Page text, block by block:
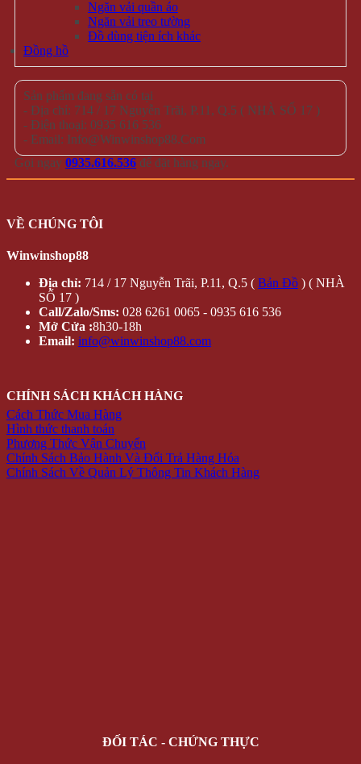
Ngăn vải quần áo
Ngăn vải treo tường
Đồ dùng tiện ích khác
Đồng hồ
Sản phẩm đang sẵn có tại
- Địa chỉ: 714 / 17 Nguyễn Trãi, P.11, Q.5 ( NHÀ SỐ 17 )
- Điện thoại: 0935 616 536
- Email: Info@Winwinshop88.Com
Gọi ngay 0935.616.536 để đặt hàng ngay.
VỀ CHÚNG TÔI
Winwinshop88
Địa chỉ: 714 / 17 Nguyễn Trãi, P.11, Q.5 ( Bản Đồ ) ( NHÀ
SỐ 17 )
Call/Zalo/Sms: 028 6261 0065 - 0935 616 536
Mở Cửa :8h30-18h
Email: info@winwinshop88.com
CHÍNH SÁCH KHÁCH HÀNG
Cách Thức Mua Hàng
Hình thức thanh toán
Phương Thức Vận Chuyển
Chính Sách Bảo Hành Và Đổi Trả Hàng Hóa
Chính Sách Về Quản Lý Thông Tin Khách Hàng
ĐỐI TÁC - CHỨNG THỰC